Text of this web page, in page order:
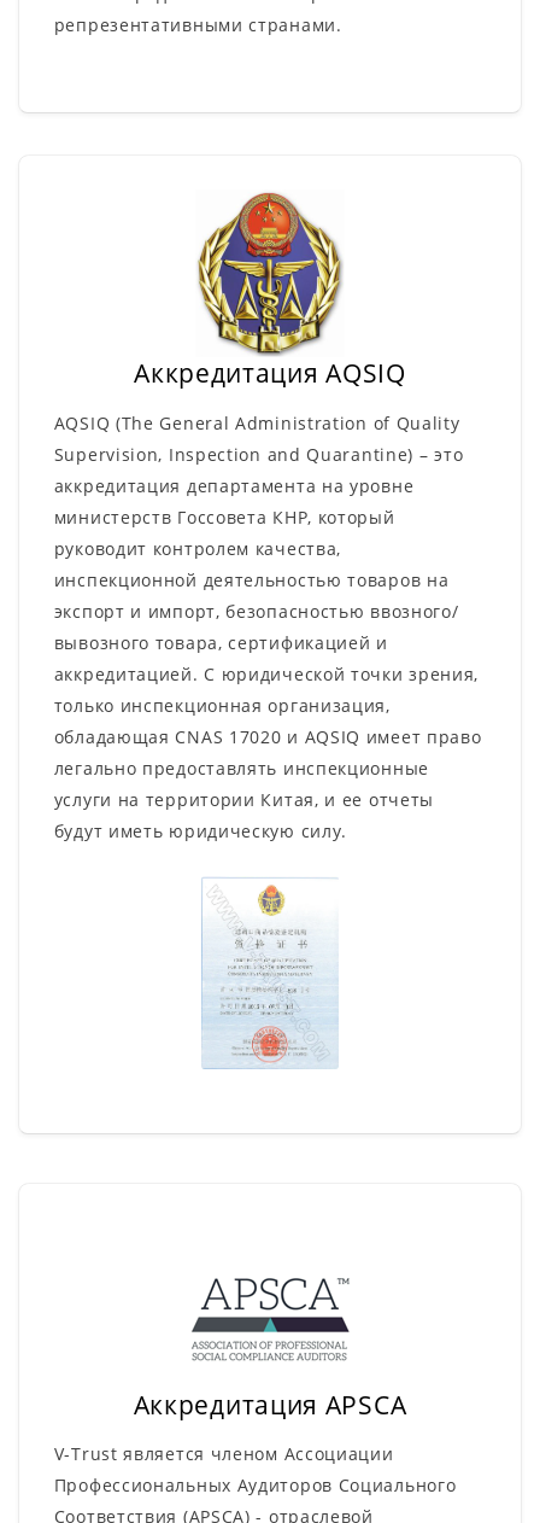
репрезентативными странами.
Аккредитация AQSIQ
AQSIQ (The General Administration of Quality
Supervision, Inspection and Quarantine) – это
аккредитация департамента на уровне
министерств Госсовета КНР, который
руководит контролем качества,
инспекционной деятельностью товаров на
экспорт и импорт, безопасностью ввозного/
вывозного товара, сертификацией и
аккредитацией. С юридической точки зрения,
только инспекционная организация,
обладающая CNAS 17020 и AQSIQ имеет право
легально предоставлять инспекционные
услуги на территории Китая, и ее отчеты
будут иметь юридическую силу.
Аккредитация APSCA
V-Trust является членом Ассоциации
Профессиональных Аудиторов Социального
Соответствия (APSCA) - отраслевой